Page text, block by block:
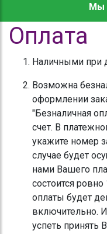
Мы
Оплата
Наличными при
Возможна
оформлении
"Безналичная
счет. В
укажите номер
случае будет
нами Вашего
состоится
оплаты будет
включительно.
успеть принять